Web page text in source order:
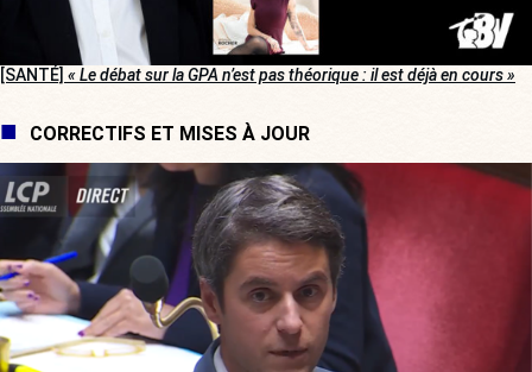
[SANTÉ] « Le débat sur la GPA n’est pas théorique : il est déjà en cours »
CORRECTIFS ET MISES À JOUR